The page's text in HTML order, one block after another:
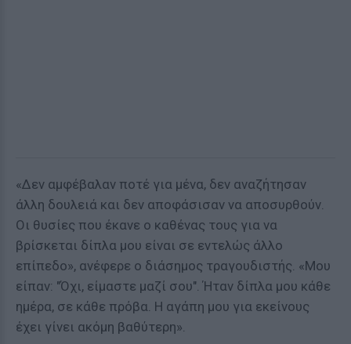
«Δεν αμφέβαλαν ποτέ για μένα, δεν αναζήτησαν
άλλη δουλειά και δεν αποφάσισαν να αποσυρθούν.
Οι θυσίες που έκανε ο καθένας τους για να
βρίσκεται δίπλα μου είναι σε εντελώς άλλο
επίπεδο», ανέφερε ο διάσημος τραγουδιστής. «Μου
είπαν: "Όχι, είμαστε μαζί σου". Ήταν δίπλα μου κάθε
ημέρα, σε κάθε πρόβα. Η αγάπη μου για εκείνους
έχει γίνει ακόμη βαθύτερη».